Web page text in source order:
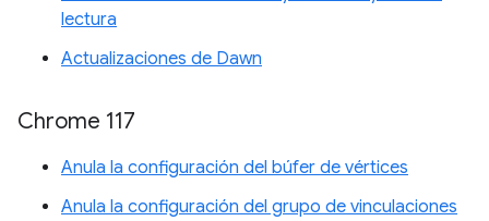
lectura
Actualizaciones de Dawn
Chrome 117
Anula la configuración del búfer de vértices
Anula la configuración del grupo de vinculaciones